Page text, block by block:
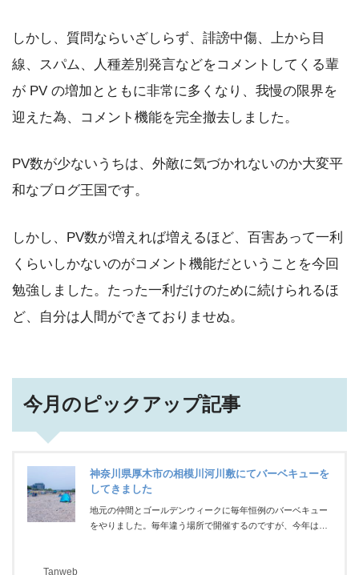
しかし、質問ならいざしらず、誹謗中傷、上から目
線、スパム、人種差別発言などをコメントしてくる輩
が PV の増加とともに非常に多くなり、我慢の限界を
迎えた為、コメント機能を完全撤去しました。
PV数が少ないうちは、外敵に気づかれないのか大変平
和なブログ王国です。
しかし、PV数が増えれば増えるほど、百害あって一利
くらいしかないのがコメント機能だということを今回
勉強しました。たった一利だけのために続けられるほ
ど、自分は人間ができておりませぬ。
今月のピックアップ記事
神奈川県厚木市の相模川河川敷にてバーベキューを
してきました
地元の仲間とゴールデンウィークに毎年恒例のバーベキュー
をやりました。毎年違う場所で開催するのですが、今年は神
Tanweb